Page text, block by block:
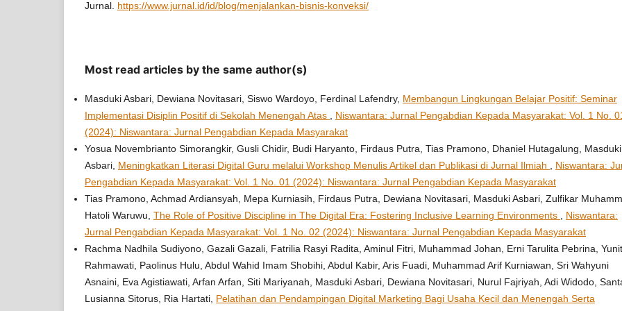
Jurnal. https://www.jurnal.id/id/blog/menjalankan-bisnis-konveksi/
Most read articles by the same author(s)
Masduki Asbari, Dewiana Novitasari, Siswo Wardoyo, Ferdinal Lafendry, Membangun Lingkungan Belajar Positif: Seminar
Implementasi Disiplin Positif di Sekolah Menengah Atas
Niswantara: Jurnal Pengabdian Kepada Masyarakat: Vol. 1 No.
(2024): Niswantara: Jurnal Pengabdian Kepada Masyarakat
Yosua Novembrianto Simorangkir, Gusli Chidir, Budi Haryanto, Firdaus Putra, Tias Pramono, Dhaniel Hutagalung, Masduki
Asbari, Meningkatkan Literasi Digital Guru melalui Workshop Menulis Artikel dan Publikasi di Jurnal Ilmiah
Niswantara:
Pengabdian Kepada Masyarakat: Vol. 1 No. 01 (2024): Niswantara: Jurnal Pengabdian Kepada Masyarakat
Tias Pramono, Achmad Ardiansyah, Mepa Kurniasih, Firdaus Putra, Dewiana Novitasari, Masduki Asbari, Zulfikar
Hatoli Waruwu, The Role of Positive Discipline in The Digital Era: Fostering Inclusive Learning Environments
Niswantara:
Jurnal Pengabdian Kepada Masyarakat: Vol. 1 No. 02 (2024): Niswantara: Jurnal Pengabdian Kepada Masyarakat
Rachma Nadhila Sudiyono, Gazali Gazali, Fatrilia Rasyi Radita, Aminul Fitri, Muhammad Johan, Erni Tarulita Pebrina,
Rahmawati, Paolinus Hulu, Abdul Wahid Imam Shobihi, Abdul Kabir, Aris Fuadi, Muhammad Arif Kurniawan, Sri Wahyuni
Asnaini, Eva Agistiawati, Arfan Arfan, Siti Mariyanah, Masduki Asbari, Dewiana Novitasari, Nurul Fajriyah, Adi Widodo,
Lusianna Sitorus, Ria Hartati, Pelatihan dan Pendampingan Digital Marketing Bagi Usaha Kecil dan Menengah Serta